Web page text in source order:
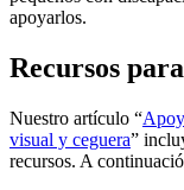
apoyarlos.
Recursos
Nuestro artículo “
visual y ceguera”
recursos. A